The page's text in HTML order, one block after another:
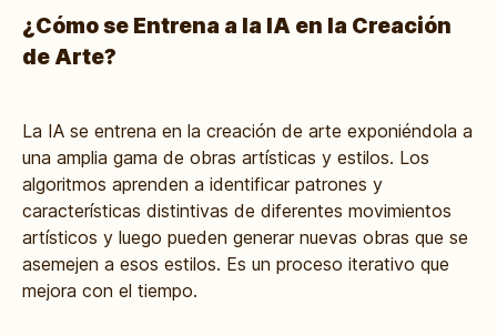
¿Cómo se Entrena a la IA en la Creación
de Arte?
La IA se entrena en la creación de arte exponiéndola a
una amplia gama de obras artísticas y estilos. Los
algoritmos aprenden a identificar patrones y
características distintivas de diferentes movimientos
artísticos y luego pueden generar nuevas obras que se
asemejen a esos estilos. Es un proceso iterativo que
mejora con el tiempo.